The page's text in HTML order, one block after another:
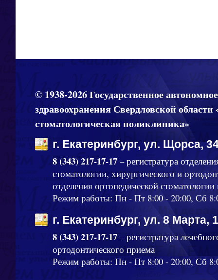
© 1938-2026 Государственное
здравоохранения Свердловской
стоматологическая поликлиника»
г. Екатеринбург, ул. Щорса,
8 (343) 217-17-17 – регистратура
стоматологии, хирургического и
отделения ортопедической
Режим работы: Пн - Пт 8:00 - 20:00, Сб
г. Екатеринбург, ул. 8 Марта,
8 (343) 217-17-17 – регистратура
ортодонтического приема
Режим работы: Пн - Пт 8:00 - 20:00, Сб